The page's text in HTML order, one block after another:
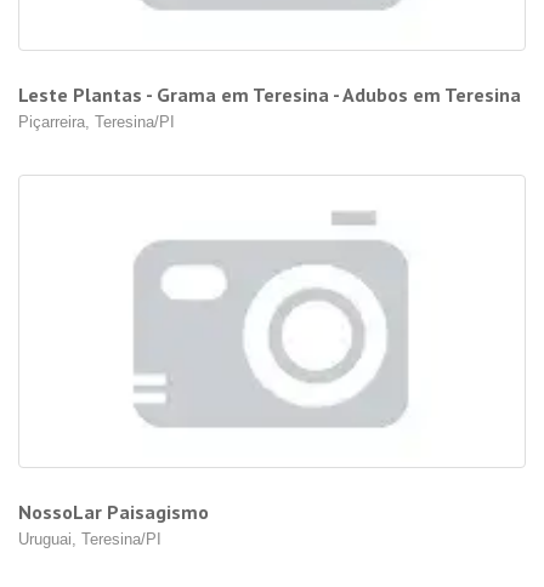
Leste Plantas - Grama em Teresina - Adubos em Teresina
Piçarreira, Teresina/PI
NossoLar Paisagismo
Uruguai, Teresina/PI